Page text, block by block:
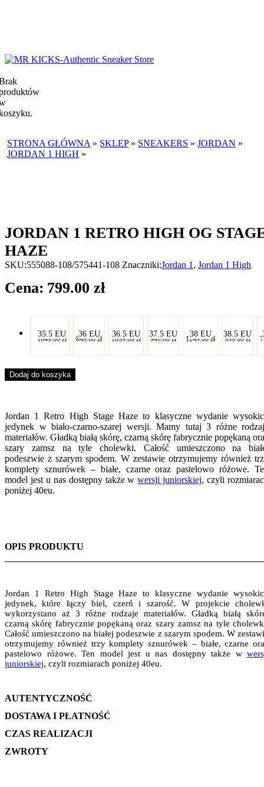
STRONA GŁÓWNA » SKLEP» SNEAKERS »JORDAN »
JORDAN 1 HIGH »
JORDAN 1 RETRO HIGH OG
HAZE
799.00 zł
Jordan 1 Retro High Stage Haze to klasyczne wydanie
jedynek w biało-czarno-szarej wersji. Mamy tutaj 3 różne
materiałów. Gładką białą skórę, czarną skórę fabrycznie popękaną
szary zamsz na tyle cholewki. Całość umieszczono na
podeszwie z szarym spodem. W zestawie otrzymujemy również
komplety sznurówek – białe, czarne oraz pastelowo różowe.
model jest u nas dostępny także wwersji juniorskiej, czyli
poniżej 40eu.
-
35.5 EU
-
1049.00zł
-
36 EU
-
849.00zł
-
36.5 EU
-
1099.00zł
-
37.5 EU
-
949.00zł
-
38 EU
-
1249.00zł
-
38.5 EU
-
999.00zł
Dodaj do koszyka
SKU:555088-108/575441-108 Znaczniki:Jordan 1 , Jordan 1 High
OPIS PRODUKTU
Jordan 1 Retro High Stage Haze to klasyczne wydanie
jedynek, które łączy biel, czerń i szarość. W projekcie
wykorzystano aż 3 różne rodzaje materiałów. Gładką białą
czarną skórę fabrycznie popękaną oraz szary zamsz na tyle
Całość umieszczono na białej podeszwie z szarym spodem. W
otrzymujemy również trzy komplety sznurówek – białe, czarne
pastelowo różowe. Ten model jest u nas dostępny także w
juniorskiej, czyli rozmiarach poniżej 40eu.
AUTENTYCZNOŚĆ
DOSTAWA I PŁATNOŚĆ
CZAS REALIZACJI
ZWROTY